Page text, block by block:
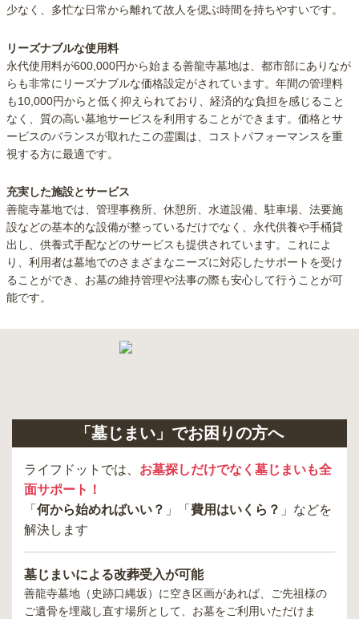
少なく、多忙な日常から離れて故人を偲ぶ時間を持ちやすいです。
リーズナブルな使用料
永代使用料が600,000円から始まる善龍寺墓地は、都市部にありなが
らも非常にリーズナブルな価格設定がされています。年間の管理料
も10,000円からと低く抑えられており、経済的な負担を感じること
なく、質の高い墓地サービスを利用することができます。価格とサ
ービスのバランスが取れたこの霊園は、コストパフォーマンスを重
視する方に最適です。
充実した施設とサービス
善龍寺墓地では、管理事務所、休憩所、水道設備、駐車場、法要施
設などの基本的な設備が整っているだけでなく、永代供養や手桶貸
出し、供養式手配などのサービスも提供されています。これによ
り、利用者は墓地でのさまざまなニーズに対応したサポートを受け
ることができ、お墓の維持管理や法事の際も安心して行うことが可
能です。
「墓じまい」でお困りの方へ
ライフドットでは、 お墓探しだけでなく墓じまいも全
面サポート！
「 何から始めればいい？ 」「 費用はいくら？ 」などを
解決します
墓じまいによる改葬受入が可能
善龍寺墓地（史跡口縄坂） に空き区画があれば、ご先祖様の
ご遺骨を埋蔵し直す場所として、お墓をご利用いただけま